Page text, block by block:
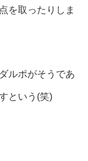
を取ったりしま
ルポがそうであ
という(笑)